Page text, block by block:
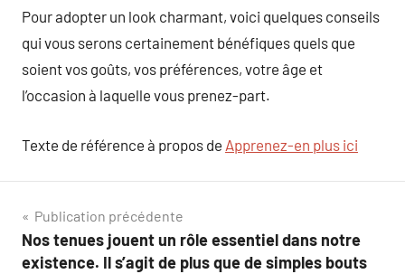
Pour adopter un look charmant, voici quelques conseils
qui vous serons certainement bénéfiques quels que
soient vos goûts, vos préférences, votre âge et
l’occasion à laquelle vous prenez-part.
Texte de référence à propos de Apprenez-en plus ici
Navigation
de
Publication précédente
Nos tenues jouent un rôle essentiel dans notre
existence. Il s’agit de plus que de simples bouts